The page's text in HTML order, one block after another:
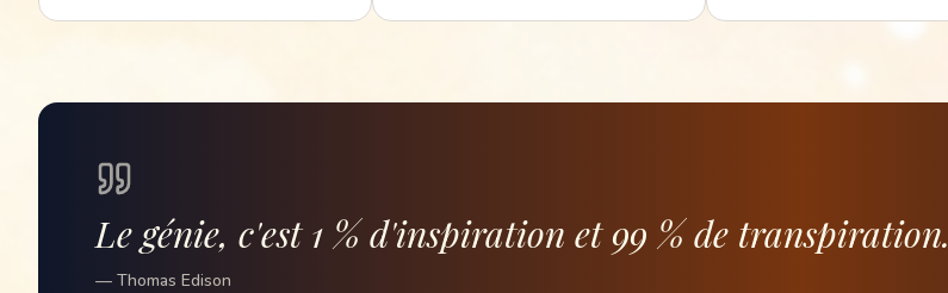
Le génie, c'est 1 % d'inspiration et 99 % de transpiration.
— Thomas Edison